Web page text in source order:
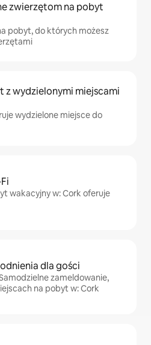
zwierzętom na pobyt
pobyt, do których możesz
z wydzielonymi miejscami
wydzielone miejsce do
wakacyjny w: Cork oferuje
dla gości
zameldowanie,
na pobyt w: Cork